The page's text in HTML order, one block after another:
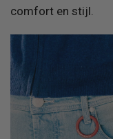
comfort en stijl.